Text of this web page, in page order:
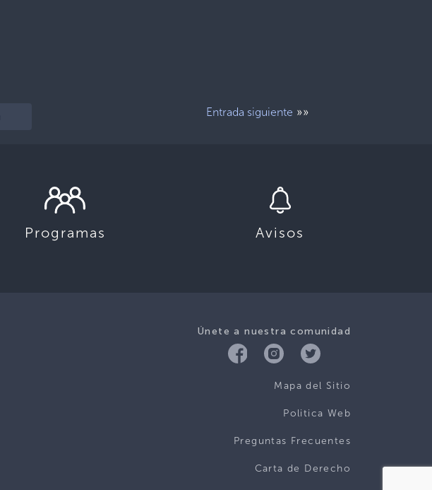
Entrada siguiente »»
Programas Avisos
Únete a nuestra comunidad
Mapa del Sitio
Politica Web
Preguntas Frecuentes
Carta de Derecho